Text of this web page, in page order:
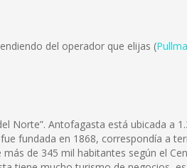
del operador que elijas (
Norte”. Antofagasta está ubicada a
fundada en 1868, correspondía a
de 345 mil habitantes según el